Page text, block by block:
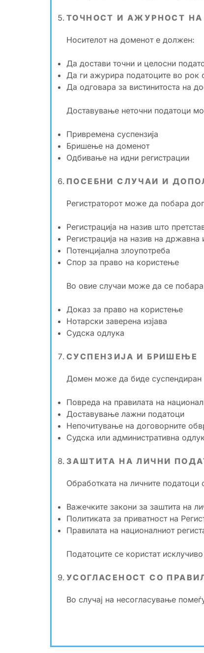
ТОЧНОСТ И АЖУРНОСТ
Носителот на доменот е должен:
Да достави точни и целосни
Да ги ажурира податоците во рок
Да одговара за вистинитоста на
Доставување неточни податоци
Привремена суспензија
Бришење на доменот
Одбивање на идни регистрации
ПОСЕБНИ СЛУЧАИ И
Регистраторот може да побара
Регистрација на назив што
Регистрација на назив на државна
Потенцијална злоупотреба
Спор за право на користење
Во овие случаи може да се
Доказ за право на користење
Нотарски заверена изјава
Судска одлука
СУСПЕНЗИЈА И БРИШЕЊЕ
Домен може да биде суспендиран
Повреда на правилата на
Доставување лажни податоци
Непочитување на договорните
Судска или административна
ЗАШТИТА НА ЛИЧНИ
Обработката на личните податоци
Важечките закони за заштита на
Политиката за приватност на
Правилата на националниот
Податоците се користат
УСОГЛАСЕНОСТ СО
Во случај на несогласување